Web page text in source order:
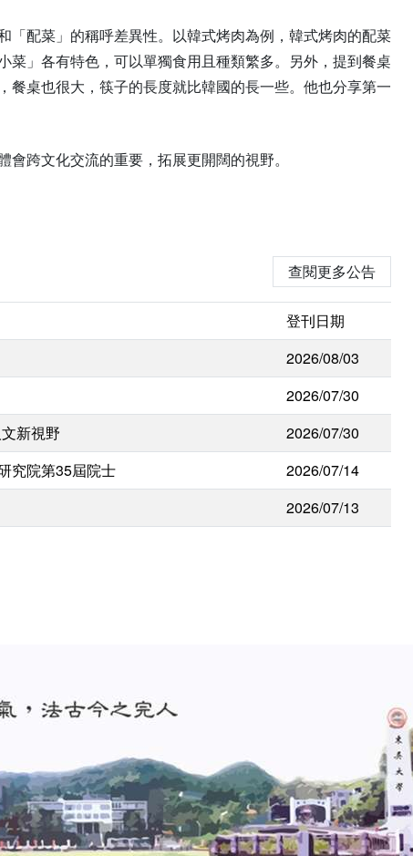
配菜」的稱呼差異性。以韓式烤肉為例，韓式烤肉的配菜
」各有特色，可以單獨食用且種類繁多。另外，提到餐桌
桌也很大，筷子的長度就比韓國的長一些。他也分享第一
跨文化交流的重要，拓展更開闊的視野。
查閱更多公告
登刊日期
2026/08/03
2026/07/30
新視野
2026/07/30
究院第35屆院士
2026/07/14
2026/07/13